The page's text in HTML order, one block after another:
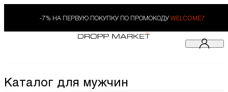
-7% НА ПЕРВУЮ ПОКУПКУ ПО ПРОМОКОДУ WELCOME7
Каталог для мужчин